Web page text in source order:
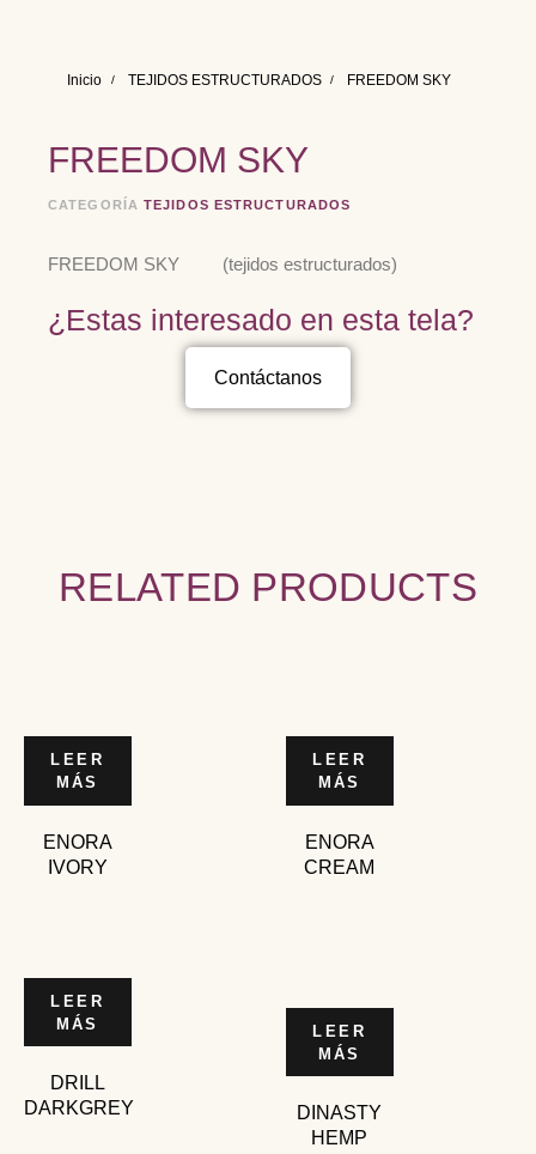
Inicio TEJIDOS ESTRUCTURADOS FREEDOM SKY
FREEDOM SKY
CATEGORÍA TEJIDOS ESTRUCTURADOS
FREEDOM SKY (tejidos estructurados)
¿Estas interesado en esta tela?
Contáctanos
RELATED PRODUCTS
LEER
MÁS
ENORA
IVORY
LEER
MÁS
ENORA
CREAM
LEER
MÁS
DRILL
DARKGREY
LEER
MÁS
DINASTY
HEMP